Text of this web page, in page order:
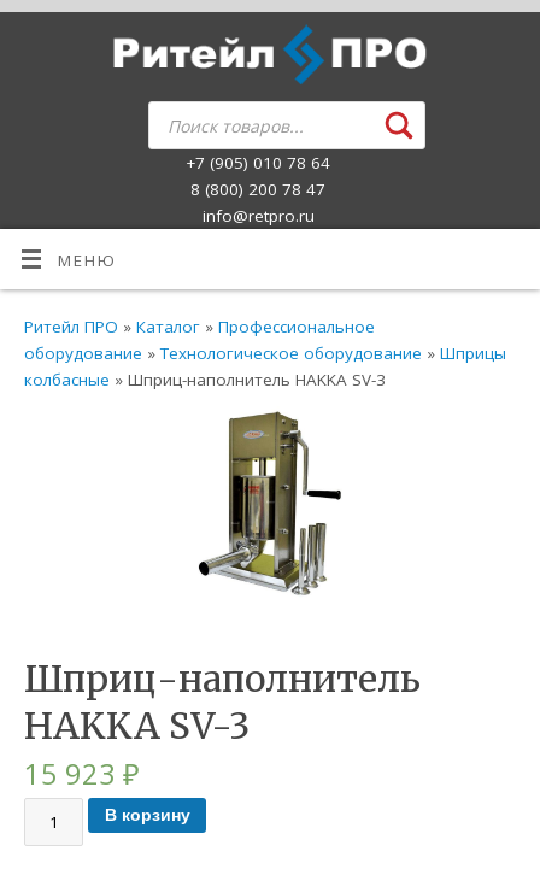
+7 (905) 010 78 64
8 (800) 200 78 47
info@retpro.ru
МЕНЮ
Ритейл ПРО »Каталог »Профессиональное
оборудование »Технологическое оборудование »Шприцы
колбасные » Шприц-наполнитель HAKKA SV-3
Шприц-наполнитель
HAKKA SV-3
15 923₽
В корзину